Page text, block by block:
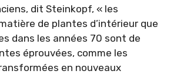
dit Steinkopf, « les
de plantes d’intérieur que
dans les années 70 sont de
éprouvées, comme les
en nouveaux